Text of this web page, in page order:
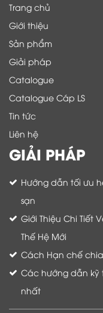
Trang chủ
Giới thiệu
Sản phẩm
Giải pháp
Catalogue
Catalogue Cáp LS
Tin tức
Liên hệ
GIẢI PHÁP
Hướng dẫn tối ưu
sạn
Giới Thiệu Chi Tiết
Thế Hệ Mới
Cách Hạn chế chia
Các hướng dẫn kỹ
nhất